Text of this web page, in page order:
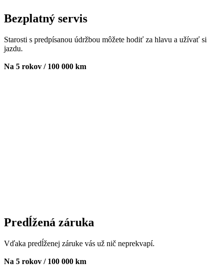
Bezplatný servis
Starosti s predpísanou údržbou môžete hodiť za hlavu a užívať si
jazdu.
Na 5 rokov / 100 000 km
Predĺžená záruka
Vďaka predĺženej záruke vás už nič neprekvapí.
Na 5 rokov / 100 000 km